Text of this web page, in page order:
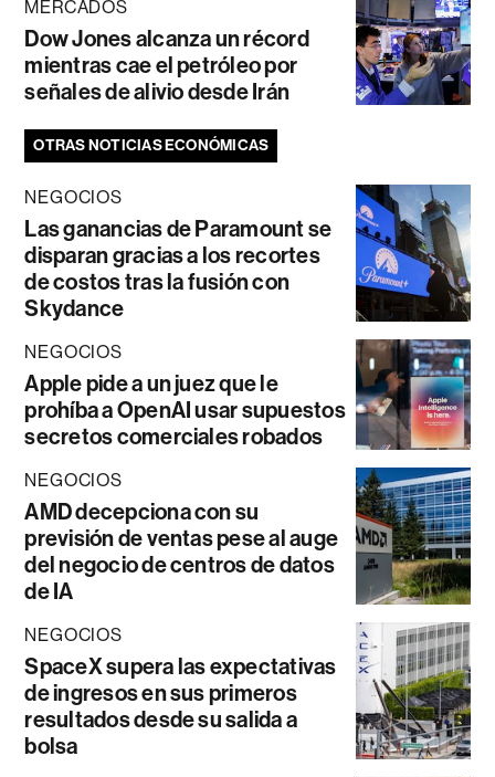
MERCADOS
Dow Jones alcanza un récord
mientras cae el petróleo por
señales de alivio desde Irán
OTRAS NOTICIAS ECONÓMICAS
NEGOCIOS
Las ganancias de Paramount se
disparan gracias a los recortes
de costos tras la fusión con
Skydance
NEGOCIOS
Apple pide a un juez que le
prohíba a OpenAI usar supuestos
secretos comerciales robados
NEGOCIOS
AMD decepciona con su
previsión de ventas pese al auge
del negocio de centros de datos
de IA
NEGOCIOS
SpaceX supera las expectativas
de ingresos en sus primeros
resultados desde su salida a
bolsa